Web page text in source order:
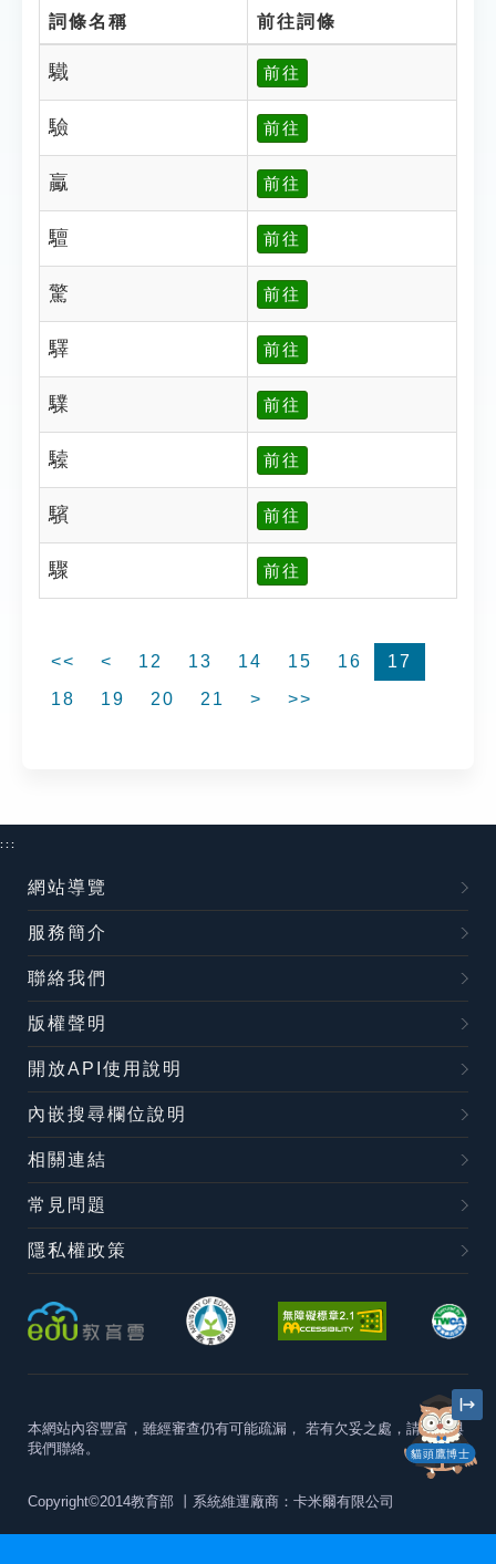
詞條名稱 前往詞條
驖 前往
驗 前往
驘 前往
驙 前往
驚 前往
驛 前往
驜 前往
驝 前往
驞 前往
驟 前往
<< < 12 13 14 15 16
17
18
19 20 21 > >>
貓頭鷹博士
:::
網站導覽
服務簡介
聯絡我們
版權聲明
開放API使用說明
內嵌搜尋欄位說明
相關連結
常見問題
隱私權政策
本網站內容豐富，雖經審查仍有可能疏漏， 若有欠妥之處，請隨時與
我們聯絡。
Copyright©2014教育部 丨系統維運廠商：卡米爾有限公司